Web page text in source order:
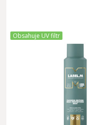
Obsahuje UV filtr